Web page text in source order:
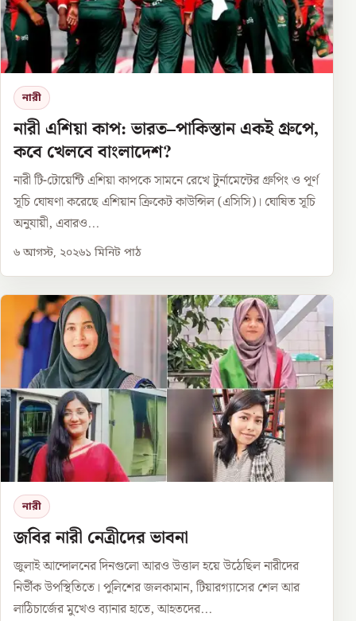
নারী
নারী এশিয়া কাপ: ভারত–পাকিস্তান একই গ্রুপে,
কবে খেলবে বাংলাদেশ?
নারী টি-টোয়েন্টি এশিয়া কাপকে সামনে রেখে টুর্নামেন্টের গ্রুপিং ও পূর্ণ
সূচি ঘোষণা করেছে এশিয়ান ক্রিকেট কাউন্সিল (এসিসি)। ঘোষিত সূচি
অনুযায়ী, এবারও...
৬ আগস্ট, ২০২৬১ মিনিট পাঠ
নারী
জবির নারী নেত্রীদের ভাবনা
জুলাই আন্দোলনের দিনগুলো আরও উত্তাল হয়ে উঠেছিল নারীদের
নির্ভীক উপস্থিতিতে। পুলিশের জলকামান, টিয়ারগ্যাসের শেল আর
লাঠিচার্জের মুখেও ব্যানার হাতে, আহতদের...